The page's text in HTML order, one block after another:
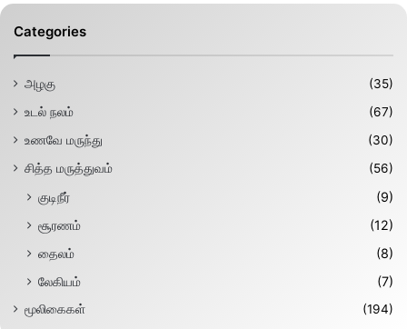
Categories
அழகு
(35)
உடல் நலம்
(67)
உணவே மருந்து
(30)
சித்த மருத்துவம்
(56)
குடிநீர்
(9)
சூரணம்
(12)
தைலம்
(8)
லேகியம்
(7)
மூலிகைகள் (194)